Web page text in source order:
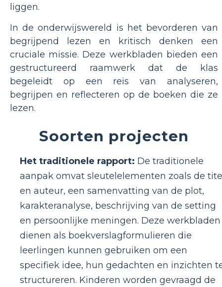
liggen.
In de onderwijswereld is het bevorderen van
begrijpend lezen en kritisch denken een
cruciale missie. Deze werkbladen bieden een
gestructureerd raamwerk dat de klas
begeleidt op een reis van analyseren,
begrijpen en reflecteren op de boeken die ze
lezen.
Soorten projecten
Het traditionele rapport: De traditionele
aanpak omvat sleutelelementen zoals de
en auteur, een samenvatting van de plot,
karakteranalyse, beschrijving van de setting
en persoonlijke meningen. Deze werkbladen
dienen als boekverslagformulieren die
leerlingen kunnen gebruiken om een ​​
specifiek idee, hun gedachten en inzichten
structureren. Kinderen worden gevraagd de